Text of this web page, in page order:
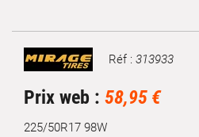
Marque Réf : 313933
Prix web : 58,95 €
225/50R17 98W